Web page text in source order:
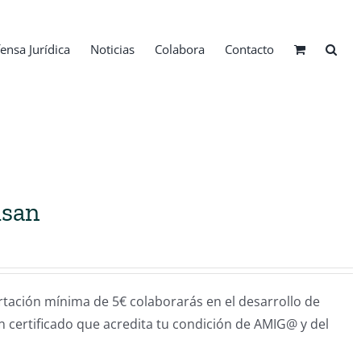
Jurídica Noticias Colabora Contacto
mínima de 5€ colaborarás en el desarrollo de
que acredita tu condición de AMIG@ y del